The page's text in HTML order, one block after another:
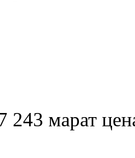
243 марат